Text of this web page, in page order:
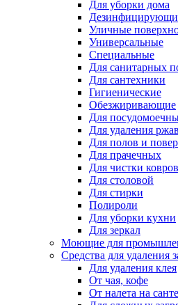
Для уборки дома
Уличные
Универсальные
Специальные
Для санитарных
Для сантехники
Гигиенические
Обезжиривающие
Для
Для удаления
Для полов и
Для прачечных
Для чистки ковров
Для столовой
Для стирки
Полироли
Для уборки кухни
Для зеркал
Моющие для
Средства для удаления
Для удаления клея
От чая, кофе
От налета на